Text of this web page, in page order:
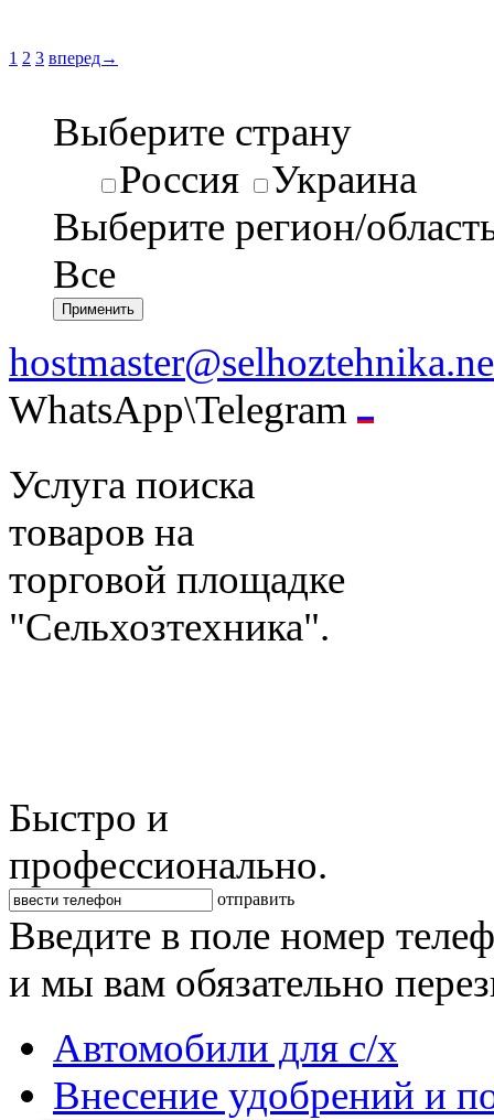
1 2 3 вперед→
Выберите страну
Россия
Украина
Выберите регион/
Все
WhatsApp\Telegram
Услуга поиска
товаров на
торговой площадке
"Сельхозтехника".
Быстро и
профессионально.
отправить
Введите в поле номер
и мы вам обязательно
Автомобили для с/х
Внесение удобрений и